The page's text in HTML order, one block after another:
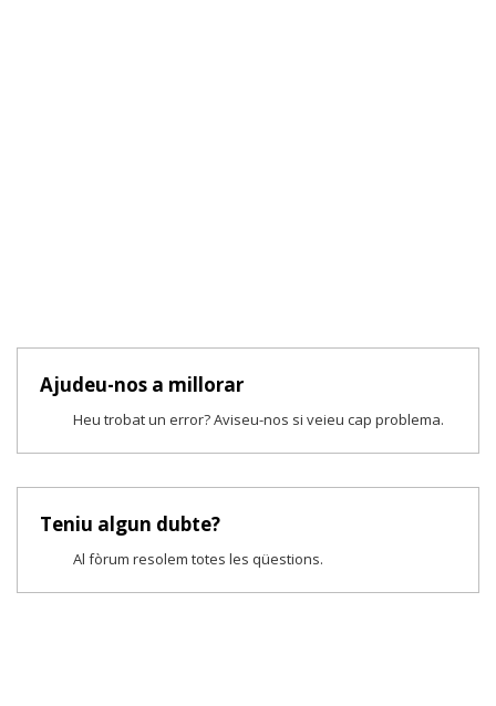
Ajudeu-nos a millorar
Heu trobat un error? Aviseu-nos si veieu cap problema.
Teniu algun dubte?
Al fòrum resolem totes les qüestions.